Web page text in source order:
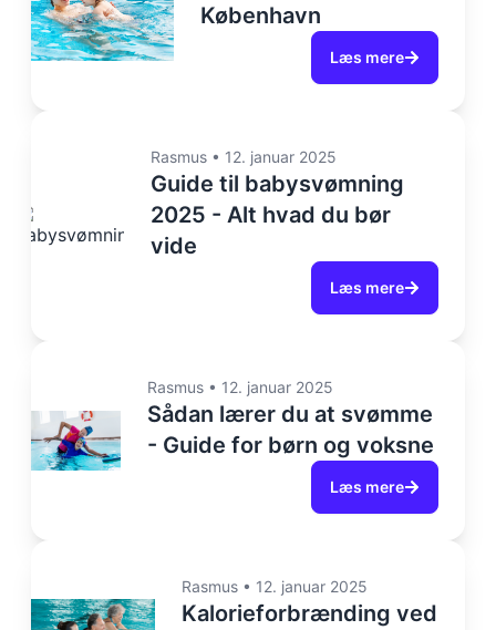
København
Læs mere
Rasmus• 12. januar 2025
Guide til babysvømning
2025 - Alt hvad du bør
vide
Læs mere
Rasmus• 12. januar 2025
Sådan lærer du at svømme
- Guide for børn og voksne
Læs mere
Rasmus • 12. januar 2025
Kalorieforbrænding ved